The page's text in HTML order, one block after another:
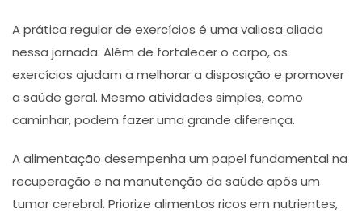
A prática regular de exercícios é uma valiosa aliada
nessa jornada. Além de fortalecer o corpo, os
exercícios ajudam a melhorar a disposição e promover
a saúde geral. Mesmo atividades simples, como
caminhar, podem fazer uma grande diferença.
A alimentação desempenha um papel fundamental na
recuperação e na manutenção da saúde após um
tumor cerebral. Priorize alimentos ricos em nutrientes,